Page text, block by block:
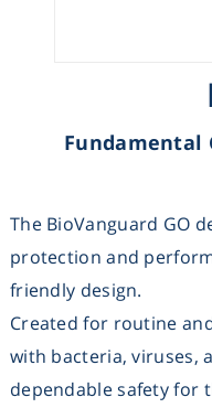
(Fundamental
The BioVanguard GO
protection and
friendly design.
Created for routine
with bacteria, viruses,
dependable safety for